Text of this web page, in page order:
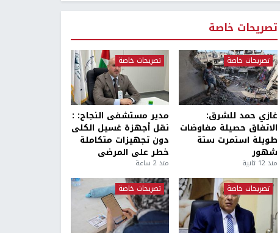
تصريحات خاصة
تصريحات خاصة
غازي حمد للشرق:
الاتفاق حصيلة مفاوضات
طويلة استمرت ستة
شهور
منذ 12 ثانية
تصريحات خاصة
مدير مستشفى النجاح: :
نقل أجهزة غسيل الكلى
دون تجهيزات متكاملة
خطر على المرضى
منذ 2 ساعة
تصريحات خاصة تصريحات خاصة